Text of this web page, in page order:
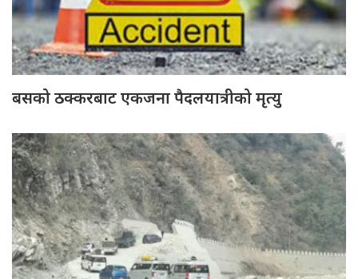
बसको ठक्करबाट एकजना पैदलयात्रीको मृत्यु